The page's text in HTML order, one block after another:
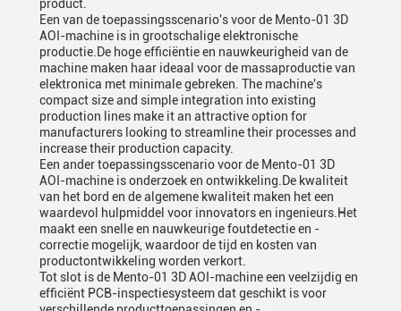
product.
Een van de toepassingsscenario's voor de Mento-01 3D
AOI-machine is in grootschalige elektronische
productie.De hoge efficiëntie en nauwkeurigheid van de
machine maken haar ideaal voor de massaproductie van
elektronica met minimale gebreken. The machine's
compact size and simple integration into existing
production lines make it an attractive option for
manufacturers looking to streamline their processes and
increase their production capacity.
Een ander toepassingsscenario voor de Mento-01 3D
AOI-machine is onderzoek en ontwikkeling.De kwaliteit
van het bord en de algemene kwaliteit maken het een
waardevol hulpmiddel voor innovators en ingenieurs.Het
maakt een snelle en nauwkeurige foutdetectie en -
correctie mogelijk, waardoor de tijd en kosten van
productontwikkeling worden verkort.
Tot slot is de Mento-01 3D AOI-machine een veelzijdig en
efficiënt PCB-inspectiesysteem dat geschikt is voor